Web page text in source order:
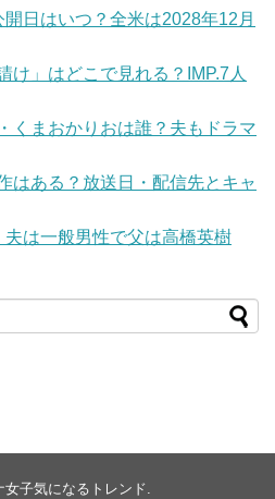
日はいつ？全米は2028年12月
け」はどこで見れる？IMP.7人
くまおかりおは誰？夫もドラマ
はある？放送日・配信先とキャ
は一般男性で父は高橋英樹
女子気になるトレンド.